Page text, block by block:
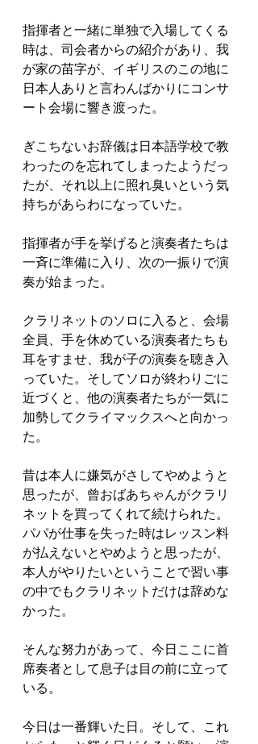
指揮者と一緒に単独で入場してくる
時は、司会者からの紹介があり、我
が家の苗字が、イギリスのこの地に
日本人ありと言わんばかりにコンサ
ート会場に響き渡った。
ぎこちないお辞儀は日本語学校で教
わったのを忘れてしまったようだっ
たが、それ以上に照れ臭いという気
持ちがあらわになっていた。
指揮者が手を挙げると演奏者たちは
一斉に準備に入り、次の一振りで演
奏が始まった。
クラリネットのソロに入ると、会場
全員、手を休めている演奏者たちも
耳をすませ、我が子の演奏を聴き入
っていた。そしてソロが終わりごに
近づくと、他の演奏者たちが一気に
加勢してクライマックスへと向かっ
た。
昔は本人に嫌気がさしてやめようと
思ったが、曾おばあちゃんがクラリ
ネットを買ってくれて続けられた。
パパが仕事を失った時はレッスン料
が払えないとやめようと思ったが、
本人がやりたいということで習い事
の中でもクラリネットだけは辞めな
かった。
そんな努力があって、今日ここに首
席奏者として息子は目の前に立って
いる。
今日は一番輝いた日。そして、これ